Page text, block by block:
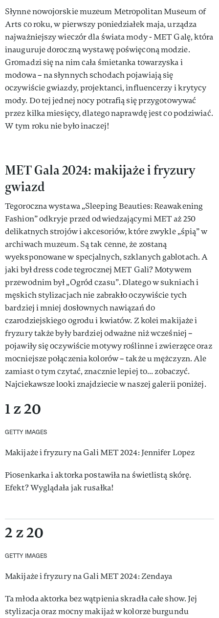
Słynne nowojorskie muzeum Metropolitan Museum of
Arts co roku, w pierwszy poniedziałek maja, urządza
najważniejszy wieczór dla świata mody - MET Galę, która
inauguruje doroczną wystawę poświęconą modzie.
Gromadzi się na nim cała śmietanka towarzyska i
modowa – na słynnych schodach pojawiają się
oczywiście gwiazdy, projektanci, influencerzy i krytycy
mody. Do tej jednej nocy potrafią się przygotowywać
przez kilka miesięcy, dlatego naprawdę jest co podziwiać.
W tym roku nie było inaczej!
MET Gala 2024: makijaże i fryzury
gwiazd
Tegoroczna wystawa „Sleeping Beauties: Reawakening
Fashion” odkryje przed odwiedzającymi MET aż 250
delikatnych strojów i akcesoriów, które zwykle „śpią” w
archiwach muzeum. Są tak cenne, że zostaną
wyeksponowane w specjalnych, szklanych gablotach. A
jaki był dress code tegrocznej MET Gali? Motywem
przewodnim był „Ogród czasu”. Dlatego w sukniach i
męskich stylizacjach nie zabrakło oczywiście tych
bardziej i mniej dosłownych nawiązań do
czarodziejskiego ogrodu i kwiatów. Z kolei makijaże i
fryzury także były bardziej odważne niż wcześniej –
pojawiły się oczywiście motywy roślinne i zwierzęce oraz
mocniejsze połączenia kolorów – także u mężczyzn. Ale
zamiast o tym czytać, znacznie lepiej to... zobaczyć.
Najciekawsze looki znajdziecie w naszej galerii poniżej.
1 z 20
GETTY IMAGES
Makijaże i fryzury na Gali MET 2024: Jennifer Lopez
Piosenkarka i aktorka postawiła na świetlistą skórę.
Efekt? Wyglądała jak rusałka!
2 z 20
GETTY IMAGES
Makijaże i fryzury na Gali MET 2024: Zendaya
Ta młoda aktorka bez wątpienia skradła całe show. Jej
stylizacja oraz mocny makijaż w kolorze burgundu